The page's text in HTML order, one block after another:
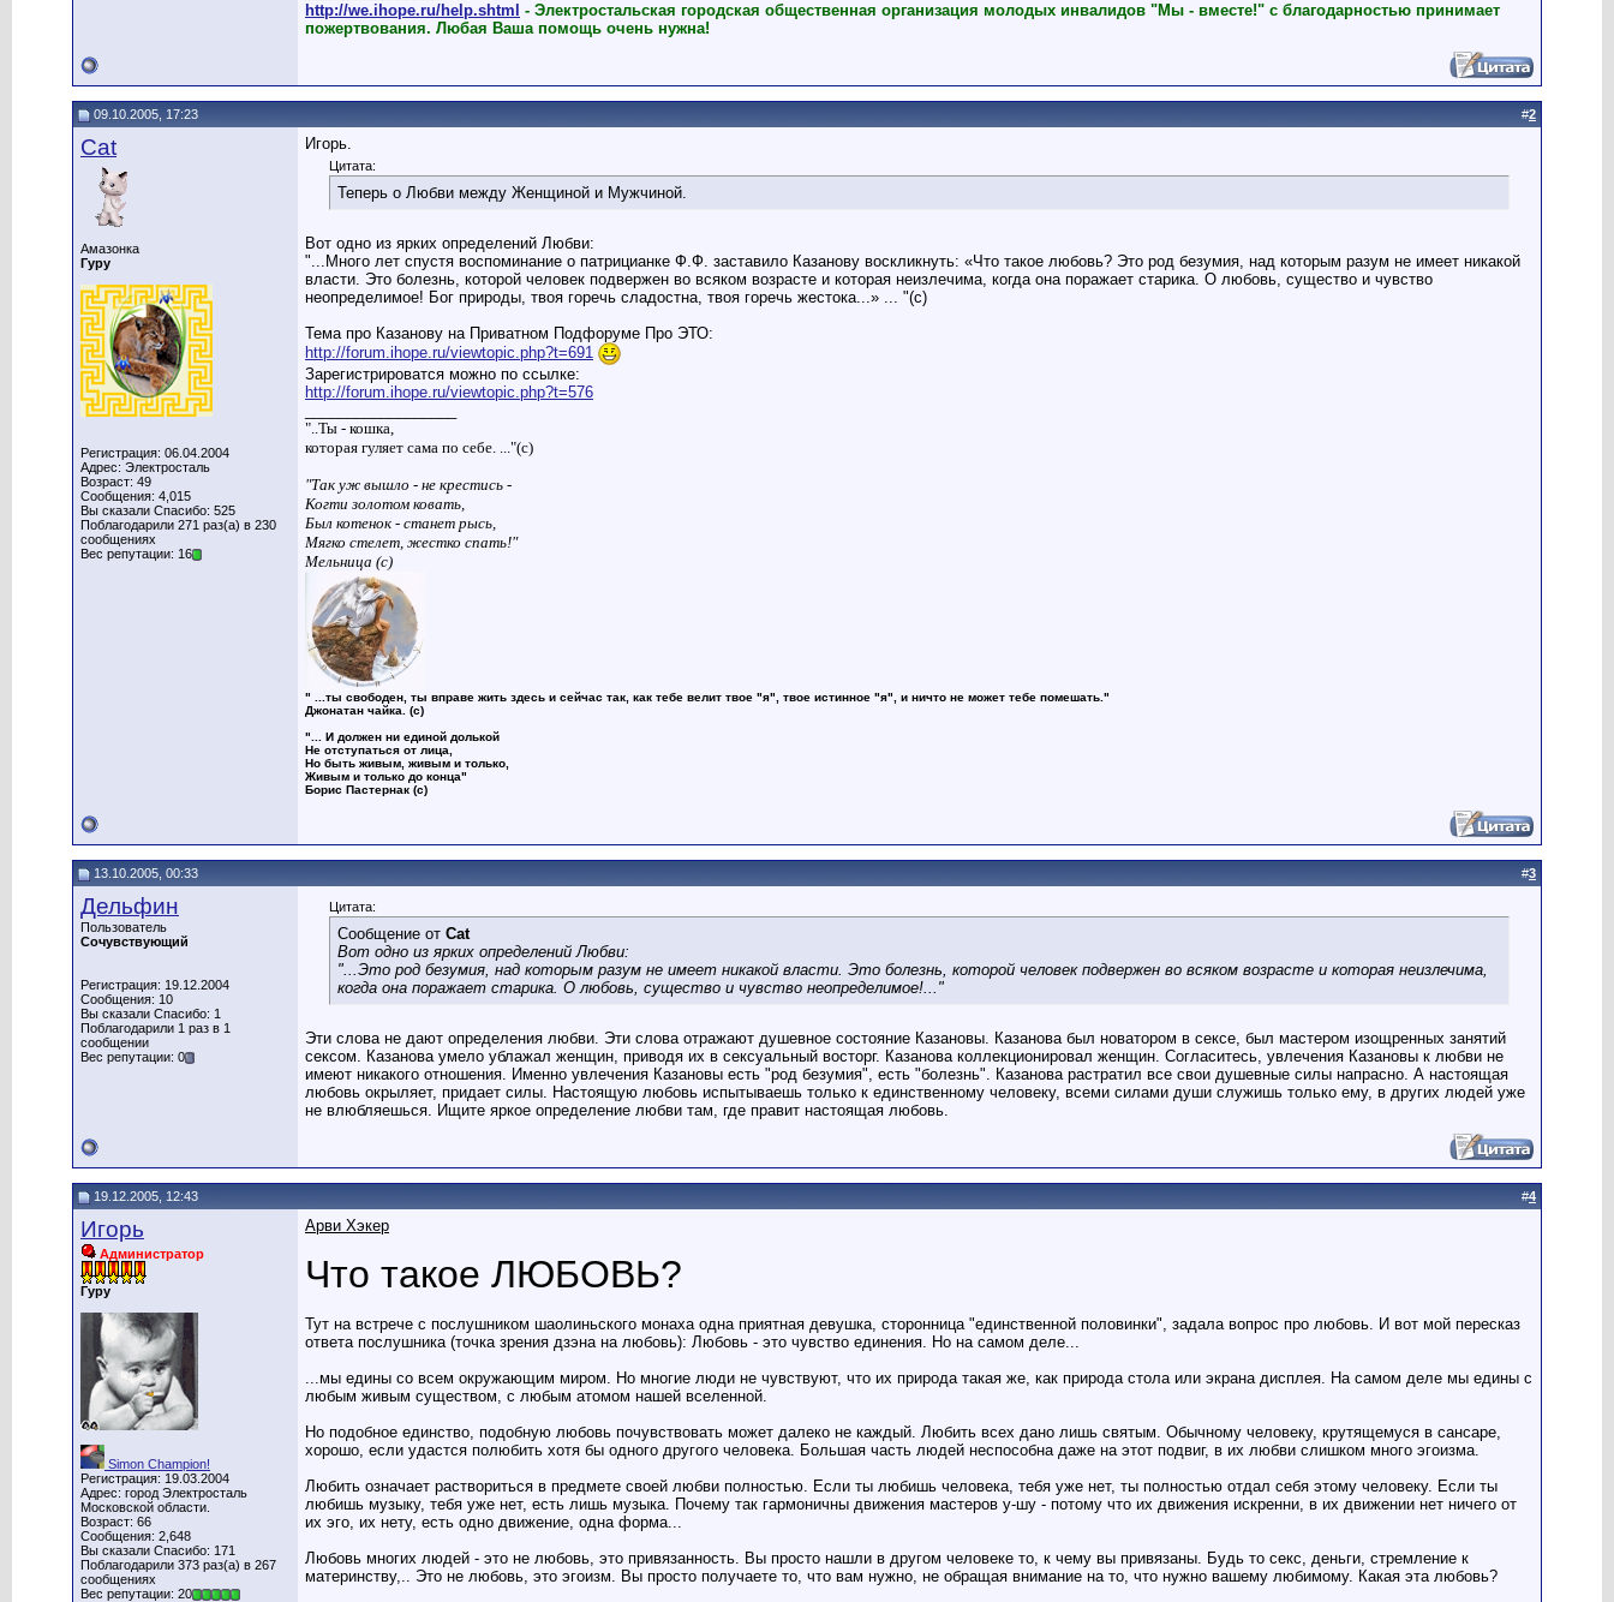
http://we.ihope.ru/help.shtml - Электростальская городская общественная организация молодых инвалидов "Мы - вместе!" с благодарностью принимает
пожертвования. Любая Ваша помощь очень нужна!
09.10.2005, 17:23 #2
Cat
Амазонка
Гуру
Регистрация: 06.04.2004
Адрес: Электросталь
Возраст: 49
Сообщения: 4,015
Вы сказали Спасибо: 525
Поблагодарили 271 раз(а) в 230
сообщениях
Вес репутации: 16
Игорь.
Цитата:
Теперь о Любви между Женщиной и Мужчиной.
Вот одно из ярких определений Любви:
"...Много лет спустя воспоминание о патрицианке Ф.Ф. заставило Казанову воскликнуть: «Что такое любовь? Это род безумия, над которым разум не имеет никакой
власти. Это болезнь, которой человек подвержен во всяком возрасте и которая неизлечима, когда она поражает старика. О любовь, существо и чувство
неопределимое! Бог природы, твоя горечь сладостна, твоя горечь жестока...» ... "(с)
Тема про Казанову на Приватном Подфоруме Про ЭТО:
http://forum.ihope.ru/viewtopic.php?t=691
Зарегистрироватся можно по ссылке:
http://forum.ihope.ru/viewtopic.php?t=576
"..Ты - кошка,
которая гуляет сама по себе. ..."(с)
"Так уж вышло - не крестись -
Когти золотом ковать,
Был котенок - станет рысь,
Мягко стелет, жестко спать!"
Мельница (с)
" ...ты свободен, ты вправе жить здесь и сейчас так, как тебе велит твое "я", твое истинное "я", и ничто не может тебе помешать."
Джонатан чайка. (с)
"... И должен ни единой долькой
Не отступаться от лица,
Но быть живым, живым и только,
Живым и только до конца"
Борис Пастернак (с)
13.10.2005, 00:33 #3
Дельфин
Пользователь
Сочувствующий
Регистрация: 19.12.2004
Сообщения: 10
Вы сказали Спасибо: 1
Поблагодарили 1 раз в 1
сообщении
Вес репутации: 0
Цитата:
Сообщение от Cat
Вот одно из ярких определений Любви:
"...Это род безумия, над которым разум не имеет никакой власти. Это болезнь, которой человек подвержен во всяком возрасте и которая неизлечима,
когда она поражает старика. О любовь, существо и чувство неопределимое!..."
Эти слова не дают определения любви. Эти слова отражают душевное состояние Казановы. Казанова был новатором в сексе, был мастером изощренных занятий
сексом. Казанова умело ублажал женщин, приводя их в сексуальный восторг. Казанова коллекционировал женщин. Согласитесь, увлечения Казановы к любви не
имеют никакого отношения. Именно увлечения Казановы есть "род безумия", есть "болезнь". Казанова растратил все свои душевные силы напрасно. А настоящая
любовь окрыляет, придает силы. Настоящую любовь испытываешь только к единственному человеку, всеми силами души служишь только ему, в других людей уже
не влюбляешься. Ищите яркое определение любви там, где правит настоящая любовь.
19.12.2005, 12:43 #4
Игорь
Администратор
Гуру
Simon Champion!
Регистрация: 19.03.2004
Адрес: город Электросталь
Московской области.
Возраст: 66
Сообщения: 2,648
Вы сказали Спасибо: 171
Поблагодарили 373 раз(а) в 267
сообщениях
Вес репутации: 20
Арви Хэкер
Что такое ЛЮБОВЬ?
Тут на встрече с послушником шаолиньского монаха одна приятная девушка, сторонница "единственной половинки", задала вопрос про любовь. И вот мой пересказ
ответа послушника (точка зрения дзэна на любовь): Любовь - это чувство единения. Но на самом деле...
...мы едины со всем окружающим миром. Hо многие люди не чувствуют, что их природа такая же, как природа стола или экрана дисплея. Hа самом деле мы едины с
любым живым существом, с любым атомом нашей вселенной.
Hо подобное единство, подобную любовь почувствовать может далеко не каждый. Любить всех дано лишь святым. Обычному человеку, крутящемуся в сансаре,
хорошо, если удастся полюбить хотя бы одного другого человека. Большая часть людей неспособна даже на этот подвиг, в их любви слишком много эгоизма.
Любить означает раствориться в предмете своей любви полностью. Если ты любишь человека, тебя уже нет, ты полностью отдал себя этому человеку. Если ты
любишь музыку, тебя уже нет, есть лишь музыка. Почему так гармоничны движения мастеров у-шу - потому что их движения искренни, в их движении нет ничего от
их эго, их нету, есть одно движение, одна форма...
Любовь многих людей - это не любовь, это привязанность. Вы просто нашли в другом человеке то, к чему вы привязаны. Будь то секс, деньги, стремление к
материнству,.. Это не любовь, это эгоизм. Вы просто получаете то, что вам нужно, не обращая внимание на то, что нужно вашему любимому. Какая эта любовь?